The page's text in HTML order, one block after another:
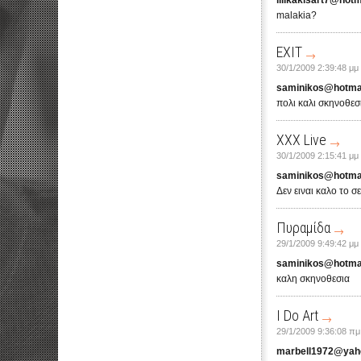
malakia?
EXIT
30/1/2009 2:39:48 μμ
πολι καλι
XXX Live
30/1/2009 2:15:41 μμ
Δεν ειναι καλο το
Πυραμίδα
29/1/2009 9:49:42 μμ
καλη σκηνοθεσια
I Do Art
29/1/2009 9:36:08 πμ